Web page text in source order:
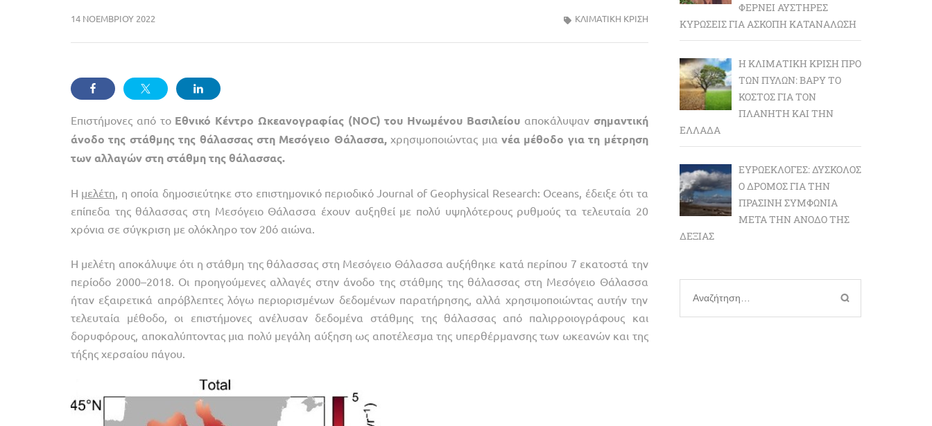
14 ΝΟΕΜΒΡΊΟΥ 2022 ΚΛΙΜΑΤΙΚΗ ΚΡΙΣΗ
Επιστήμονες από τοΕθνικό Κέντρο Ωκεανογραφίας (NOC) του Ηνωμένου Βασιλείουαποκάλυψαν σημαντική
άνοδο της στάθμης της θάλασσας στη Μεσόγειο Θάλασσα, χρησιμοποιώντας μια νέα μέθοδο για τη μέτρηση
των αλλαγών στη στάθμη της θάλασσας.
Η μελέτη , η οποία δημοσιεύτηκε στο επιστημονικό περιοδικό Journal of Geophysical Research: Oceans, έδειξε ότι τα
επίπεδα της θάλασσας στη Μεσόγειο Θάλασσα έχουν αυξηθεί με πολύ υψηλότερους ρυθμούς τα τελευταία 20
χρόνια σε σύγκριση με ολόκληρο τον 20ό αιώνα.
Η μελέτη αποκάλυψε ότι η στάθμη της θάλασσας στη Μεσόγειο Θάλασσα αυξήθηκε κατά περίπου 7 εκατοστά την
περίοδο 2000–2018. Οι προηγούμενες αλλαγές στην άνοδο της στάθμης της θάλασσας στη Μεσόγειο Θάλασσα
ήταν εξαιρετικά απρόβλεπτες λόγω περιορισμένων δεδομένων παρατήρησης, αλλά χρησιμοποιώντας αυτήν την
τελευταία μέθοδο, οι επιστήμονες ανέλυσαν δεδομένα στάθμης της θάλασσας από παλιρροιογράφους και
δορυφόρους, αποκαλύπτοντας μια πολύ μεγάλη αύξηση ως αποτέλεσμα της υπερθέρμανσης των ωκεανών και της
τήξης χερσαίου πάγου.
ΦΈΡΝΕΙ ΑΥΣΤΗΡΈΣ
ΚΥΡΏΣΕΙΣ ΓΙΑ ΆΣΚΟΠΗ ΚΑΤΑΝΆΛΩΣΗ
Η ΚΛΙΜΑΤΙΚΉ ΚΡΊΣΗ ΠΡΟ
ΤΩΝ ΠΥΛΏΝ: BΑΡΎ ΤΟ
ΚΌΣΤΟΣ ΓΙΑ ΤΟΝ
ΠΛΑΝΉΤΗ ΚΑΙ ΤΗΝ
ΕΛΛΆΔΑ
ΕΥΡΩΕΚΛΟΓΈΣ: ΔΎΣΚΟΛΟΣ
Ο ΔΡΌΜΟΣ ΓΙΑ ΤΗΝ
ΠΡΆΣΙΝΗ ΣΥΜΦΩΝΊΑ
ΜΕΤΆ ΤΗΝ ΆΝΟΔΟ ΤΗΣ
ΔΕΞΙΆΣ
Αναζήτηση
για: